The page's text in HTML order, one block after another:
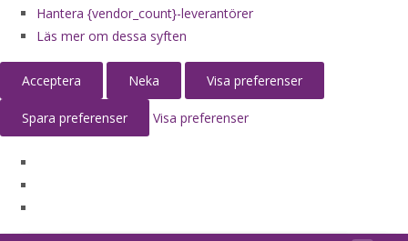
Hantera {vendor_count}-leverantörer
Läs mer om dessa syften
Acceptera Neka Visa preferenser
Spara preferenser Visa preferenser